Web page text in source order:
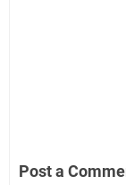
Post a